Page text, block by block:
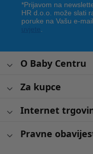
*Prijavom na
HR d.o.o. može slati
poruke na Vašu e-
O Baby Centru
Za kupce
Internet
Pravne